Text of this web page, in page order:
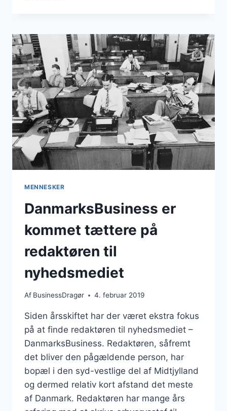
MENNESKER
DanmarksBusiness er
kommet tættere på
redaktøren til
nyhedsmediet
Af BusinessDragør 4. februar 2019
Siden årsskiftet har der været ekstra fokus
på at finde redaktøren til nyhedsmediet –
DanmarksBusiness. Redaktøren, såfremt
det bliver den pågældende person, har
bopæl i den syd-vestlige del af Midtjylland
og dermed relativ kort afstand det meste
af Danmark. Redaktøren har mange års